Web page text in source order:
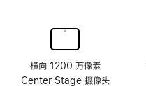
横向 1200 万像素
Center Stage 摄像头